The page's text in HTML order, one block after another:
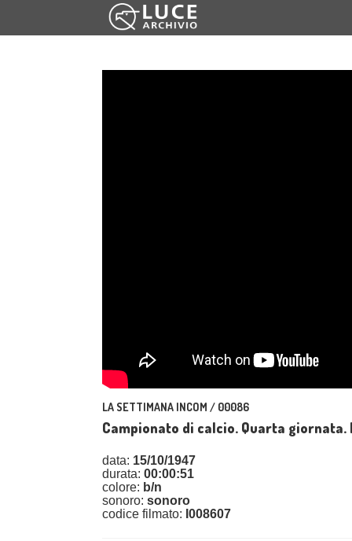
LA SETTIMANA INCOM / 00086
Campionato di calcio. Quarta
data: 15/10/1947
durata: 00:00:51
colore: b/n
sonoro: sonoro
codice filmato: I008607